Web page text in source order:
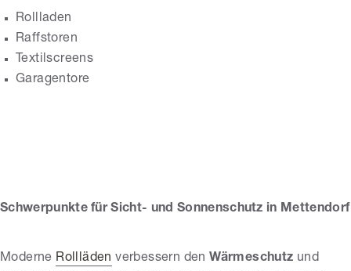
Rollladen
Raffstoren
Textilscreens
Garagentore
Schwerpunkte für Sicht- und Sonnenschutz in Mettendorf
Moderne Rollläden verbessern den Wärmeschutz und